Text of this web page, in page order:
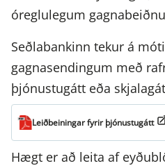
óreglulegum
Seðlabankinn tekur á
gagnasendingum með
þjónustugátt eða
Leiðbeiningar fyrir þjónustugátt
Hægt er að leita af